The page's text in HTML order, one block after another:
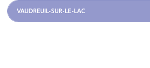
VAUDREUIL-SUR-LE-LAC